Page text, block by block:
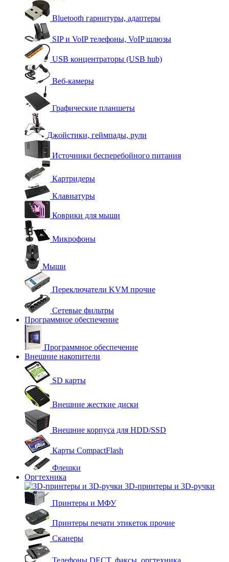
Bluetooth гарнитуры, адаптеры
SIP и VoIP телефоны, VoIP шлюзы
USB концентраторы (USB hub)
Веб-камеры
Графические планшеты
Джойстики, геймпады, рули
Источники бесперебойного питания
Картридеры
Клавиатуры
Коврики для мыши
Микрофоны
Мыши
Переключатели KVM прочие
Сетевые фильтры
Программное обеспечение
Программное обеспечение
Внешние накопители
SD карты
Внешние жесткие диски
Внешние корпуса для HDD/SSD
Карты CompactFlash
Флешки
Оргтехника
3D-принтеры и 3D-ручки
Принтеры и МФУ
Принтеры печати этикеток прочие
Сканеры
Телефоны DECT, факсы, оргтехника